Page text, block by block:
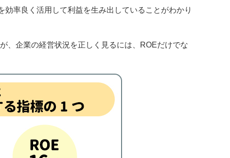
率良く活用して利益を生み出していることがわかり
、企業の経営状況を正しく見るには、ROEだけでな